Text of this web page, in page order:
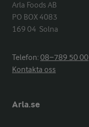
Arla Foods AB
PO BOX 4083
169 04  Solna
Telefon:08−789 50 00
Kontakta oss
Arla.se